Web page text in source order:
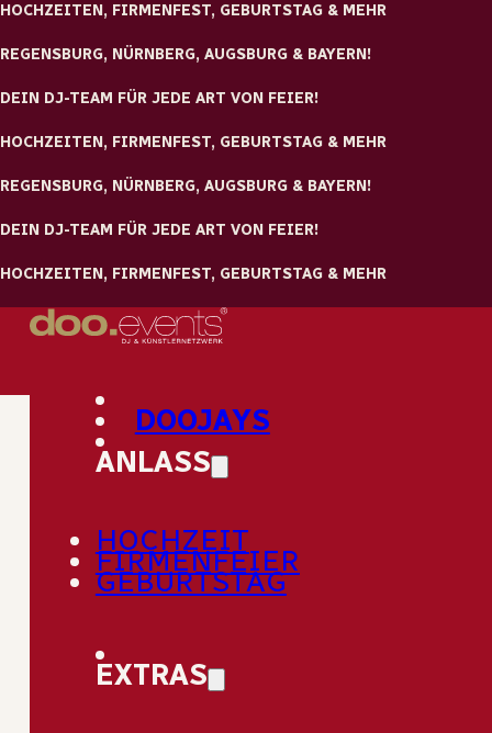
Zum Hauptinhalt springen Zum Footer springen
DOOJAYS
ANLASS
HOCHZEIT
FIRMENFEIER
GEBURTSTAG
EXTRAS
einzigartige Berichte
schönsten raus und stellen sie Euch gerne vor. Zudem gibt
unserem Hochzeitsblog auch Berichte, Tipps und immer
witziges und informatives, was wir Euch ungern vorenthalten
möchten. Viel Spaß beim stöbern!
Willkommen in unserem